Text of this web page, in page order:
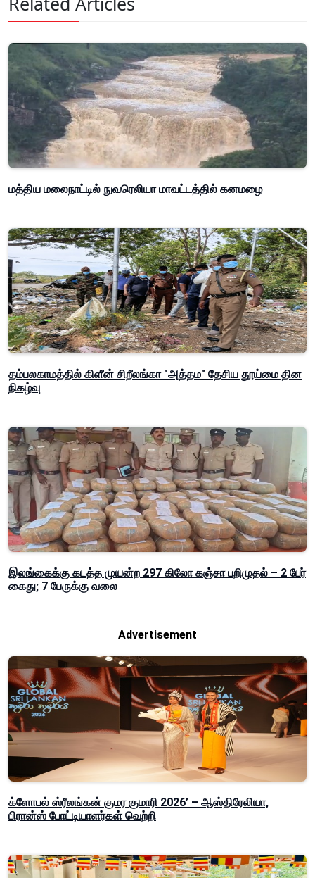
மத்திய மலைநாட்டில் நுவரெலியா மாவட்டத்தில் கனமழை
தம்பலகாமத்தில் கிளீன் சிறீலங்கா "அத்தம" தேசிய தூய்மை தின
நிகழ்வு
இலங்கைக்கு கடத்த முயன்ற 297 கிலோ கஞ்சா பறிமுதல் – 2 பேர்
கைது; 7 பேருக்கு வலை
Advertisement
க்ளோபல் ஸ்ரீலங்கன் குமர குமாரி 2026’ – ஆஸ்திரேலியா,
பிரான்ஸ் போட்டியாளர்கள் வெற்றி